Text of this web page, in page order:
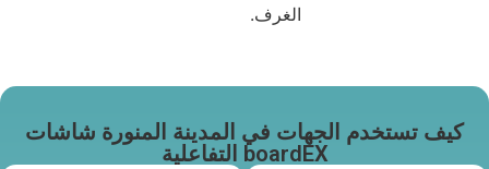
الغرف.
كيف تستخدم الجهات في المدينة المنورة شاشات
boardEX التفاعلية